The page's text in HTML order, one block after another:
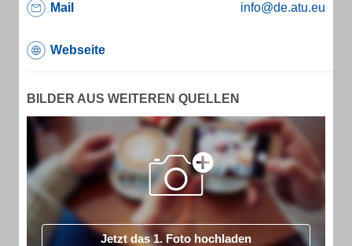
Mail info@de.atu.eu
Webseite
BILDER AUS WEITEREN QUELLEN
Jetzt das 1. Foto hochladen